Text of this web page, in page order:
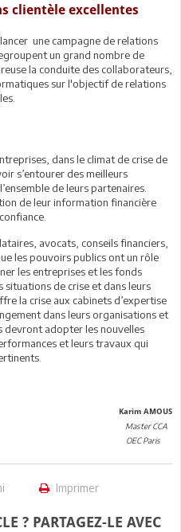
clientèle excellentes
une campagne de relations
un grand nombre de
la conduite des collaborateurs,
sur l'objectif de relations
dans le climat de crise de
s’entourer des meilleurs
de leurs partenaires.
de leur information financière
avocats, conseils financiers,
les pouvoirs publics ont un rôle
les entreprises et les fonds
situations de crise et dans leurs
la crise aux cabinets d’expertise
dans leurs organisations et
devront adopter les nouvelles
et leurs travaux qui
Karim AMOUS
Master CCA
OEC Paris
Imprimer
? PARTAGEZ-LE AVEC